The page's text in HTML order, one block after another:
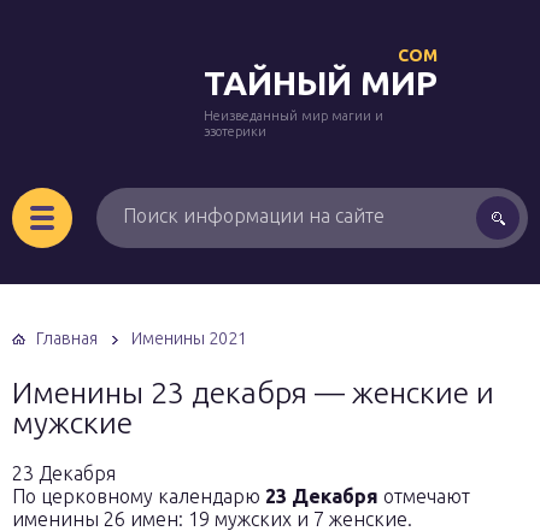
ТАЙНЫЙ МИР
COM
Неизведанный мир магии и
эзотерики
Главная Именины 2021
Именины 23 декабря — женские и
мужские
23 Декабря
По церковному календарю 23 Декабря отмечают
именины 26 имен: 19 мужских и 7 женские.